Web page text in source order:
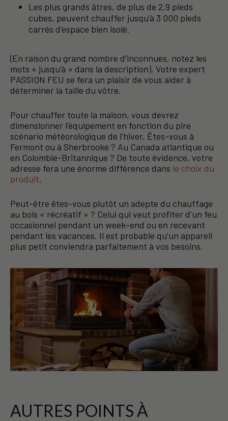
Les plus grands âtres, de plus de 2,9 pieds
cubes, peuvent chauffer jusqu’à 3 000 pieds
carrés d’espace bien isolé.
(En raison du grand nombre d’inconnues, notez les
mots « jusqu’à » dans la description). Votre expert
PASSION FEU se fera un plaisir de vous aider à
déterminer la taille du vôtre.
Pour chauffer toute la maison, vous devrez
dimensionner l’équipement en fonction du pire
scénario météorologique de l’hiver. Êtes-vous à
Fermont ou à Sherbrooke ? Au Canada atlantique ou
en Colombie-Britannique ? De toute évidence, votre
adresse fera une énorme différence dans le choix du
produit.
Peut-être êtes-vous plutôt un adepte du chauffage
au bois « récréatif » ? Celui qui veut profiter d’un feu
occasionnel pendant un week-end ou en recevant
pendant les vacances. Il est probable qu’un appareil
plus petit conviendra parfaitement à vos besoins.
AUTRES POINTS À